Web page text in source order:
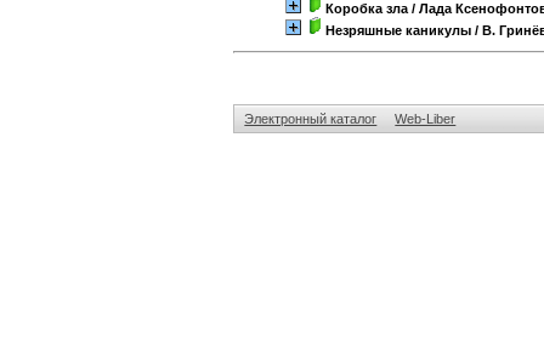
Коробка зла / Лада
Незряшные каникулы / В.
Электронный каталог Web-Liber